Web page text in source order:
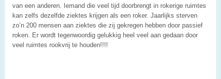
van een anderen. Iemand die veel tijd doorbrengt in rokerige ruimtes
kan zelfs dezelfde ziektes krijgen als een roker. Jaarlijks sterven
zo’n 200 mensen aan ziektes die zij gekregen hebben door passief
roken. Er wordt tegenwoordig gelukkig heel veel aan gedaan door
veel ruimtes rookvrij te houden!!!!